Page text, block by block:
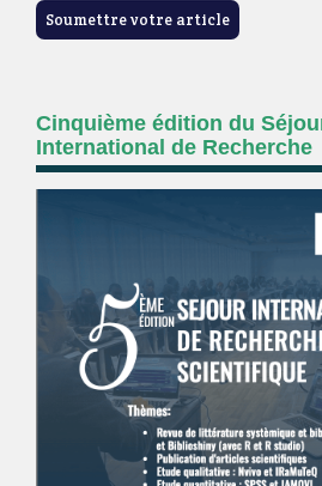
Soumettre votre article
Cinquième édition du
International de Recherche